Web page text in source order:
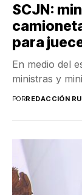
SCJN:
para
En medio del
ministras y
PORREDACCIÓN